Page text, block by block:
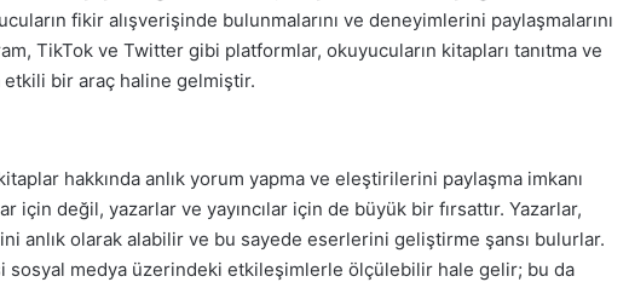
fikir alışverişinde bulunmalarını ve deneyimlerini paylaşmalarını
TikTok ve Twitter gibi platformlar, okuyucuların kitapları tanıtma ve
bir araç haline gelmiştir.
hakkında anlık yorum yapma ve eleştirilerini paylaşma imkanı
için değil, yazarlar ve yayıncılar için de büyük bir fırsattır. Yazarlar,
anlık olarak alabilir ve bu sayede eserlerini geliştirme şansı bulurlar.
sosyal medya üzerindeki etkileşimlerle ölçülebilir hale gelir; bu da